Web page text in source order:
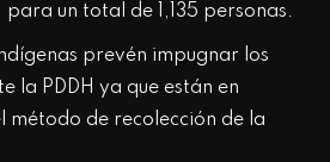
un total de 1,135 personas.
prevén impugnar los
la PDDH ya que están en
método de recolección de la